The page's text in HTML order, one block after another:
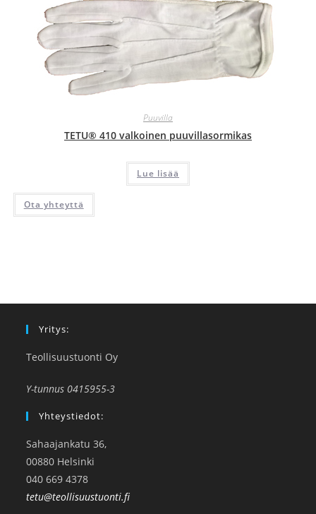
Puuvilla
TETU® 410 valkoinen puuvillasormikas
Lue lisää
Ota yhteyttä
Yritys:
Teollisuustuonti Oy
Y-tunnus 0415955-3
Yhteystiedot:
Sahaajankatu 36,
00880 Helsinki
040 669 4378
tetu@teollisuustuonti.fi